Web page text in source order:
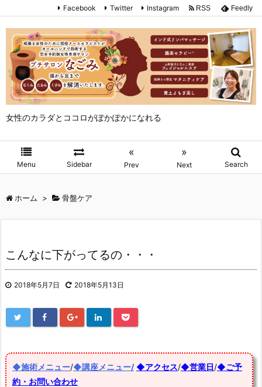
女性のカラダとココロがぽかぽかになれる
Menu Sidebar
«
Prev
»
Next Search
Facebook Twitter Instagram RSS Feedly
ホーム > 骨盤ケア
こんなに下がってるの・・・
2018年5月7日 2018年5月13日
◆施術メニュー/◆講座メニュー/ ◆アクセス/◆営業日/◆ご予
約・お問い合わせ